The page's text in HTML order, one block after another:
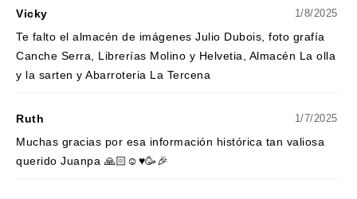
Vicky 1/8/2025
Te falto el almacén de imágenes Julio Dubois, foto grafía
Canche Serra, Librerías Molino y Helvetia, Almacén La olla
y la sarten y Abarroteria La Tercena
Ruth 1/7/2025
Muchas gracias por esa información histórica tan valiosa
querido Juanpa 🙏🏻☺️♥️🥳🎉